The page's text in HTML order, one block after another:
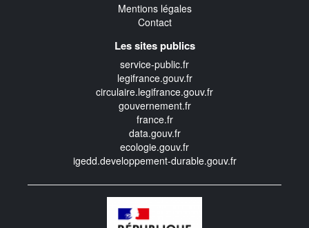
Mentions légales
Contact
Les sites publics
service-public.fr
legifrance.gouv.fr
circulaire.legifrance.gouv.fr
gouvernement.fr
france.fr
data.gouv.fr
ecologie.gouv.fr
igedd.developpement-durable.gouv.fr